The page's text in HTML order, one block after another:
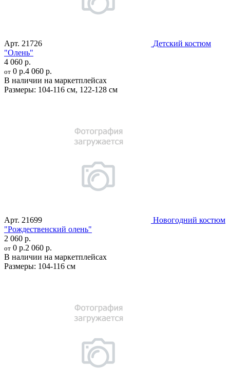
Арт. 21726
Детский костюм
"Олень"
4 060 р.
от 0 р.4 060 р.
В наличии на маркетплейсах
Размеры: 104-116 см, 122-128 см
Арт. 21699
Новогодний костюм
"Рождественский олень"
2 060 р.
от 0 р.2 060 р.
В наличии на маркетплейсах
Размеры: 104-116 см